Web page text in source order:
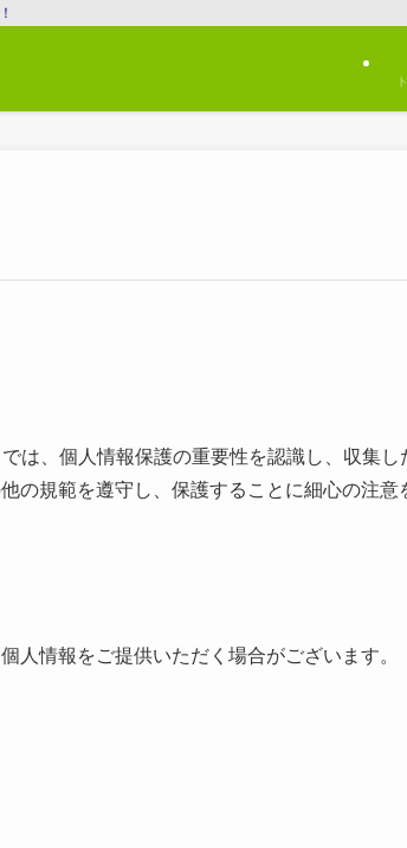
は、個人情報保護の重要性を認識し、収集し
の規範を遵守し、保護することに細心の注意
人情報をご提供いただく場合がございます。